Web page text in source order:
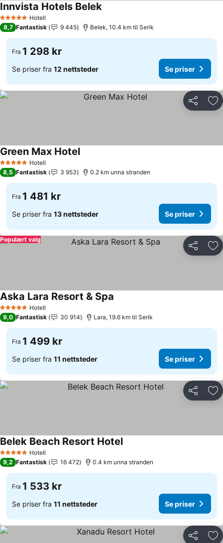
5 Stjerner Hotell
Innvista Hotels Belek
8,7 Fantastisk 9 445 Belek, 10.4 km til Serik
Fra 1 298 kr
Se priser fra 12 nettsteder Se priser
Del
5 Stjerner Hotell
Green Max Hotel
8,5 Fantastisk 3 953 0.2 km unna stranden
Fra 1 481 kr
Se priser fra 13 nettsteder Se priser
Del
Populært valg
5 Stjerner Hotell
Aska Lara Resort & Spa
9,0 Fantastisk 30 914 Lara, 19.6 km til Serik
Fra 1 499 kr
Se priser fra 11 nettsteder Se priser
Del
5 Stjerner Hotell
Belek Beach Resort Hotel
9,2 Fantastisk 16 472 0.4 km unna stranden
Fra 1 533 kr
Se priser fra 11 nettsteder Se priser
Del